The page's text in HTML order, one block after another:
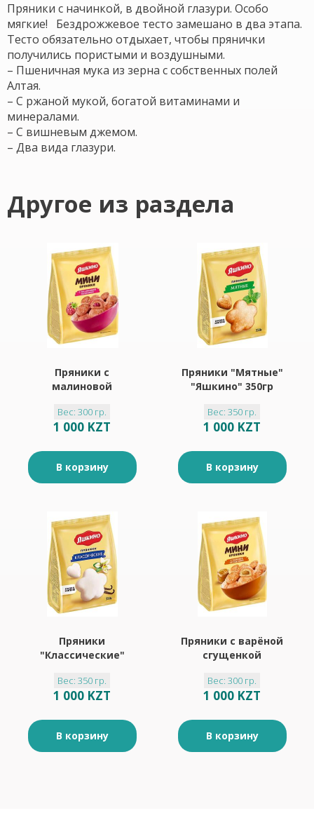
Пряники с начинкой, в двойной глазури. Особо
мягкие! Бездрожжевое тесто замешано в два этапа.
Тесто обязательно отдыхает, чтобы прянички
получились пористыми и воздушными.
– Пшеничная мука из зерна с собственных полей
Алтая.
– С ржаной мукой, богатой витаминами и
минералами.
– С вишневым джемом.
– Два вида глазури.
Другое из раздела
Пряники с
малиновой
300гр
Вес: 300 гр.
1 000 KZT
В корзину
Пряники "Мятные"
"Яшкино" 350гр
Вес: 350 гр.
1 000 KZT
В корзину
Пряники
"Классические"
Вес: 350 гр.
1 000 KZT
В корзину
Пряники с варёной
сгущенкой
Вес: 300 гр.
1 000 KZT
В корзину